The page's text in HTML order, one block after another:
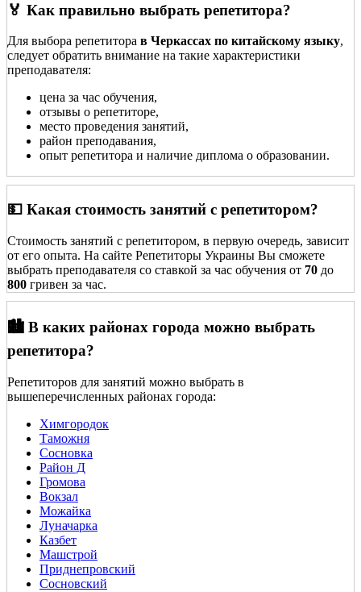
🏅 Как правильно выбрать репетитора?
Для выбора репетитора в Черкассах по китайскому языку,
следует обратить внимание на такие характеристики
преподавателя:
цена за час обучения,
отзывы о репетиторе,
место проведения занятий,
район преподавания,
опыт репетитора и наличие диплома о образовании.
💵 Какая стоимость занятий с репетитором?
Стоимость занятий с репетитором, в первую очередь, зависит
от его опыта. На сайте Репетиторы Украины Вы сможете
выбрать преподавателя со ставкой за час обучения от 70 до
800 гривен за час.
🏙️ В каких районах города можно выбрать
репетитора?
Репетиторов для занятий можно выбрать в
вышеперечисленных районах города:
Химгородок
Таможня
Сосновка
Район Д
Громова
Вокзал
Можайка
Луначарка
Казбет
Машстрой
Приднепровский
Сосновский